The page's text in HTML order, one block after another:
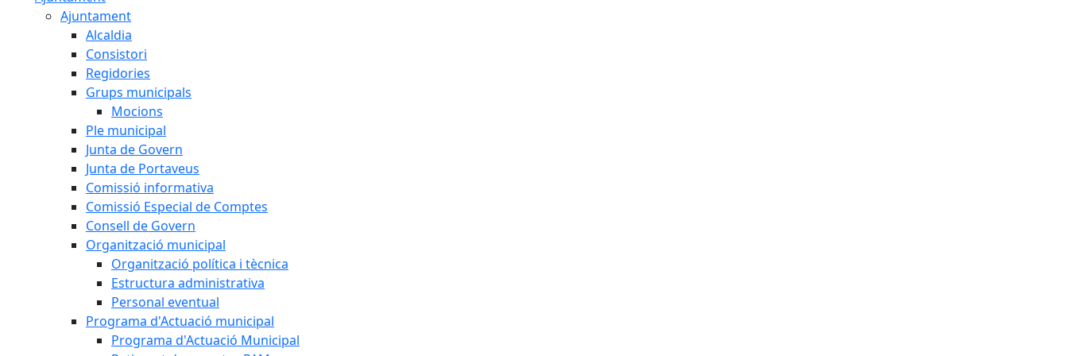
Ajuntament
Alcaldia
Consistori
Regidories
Grups municipals
Mocions
Ple municipal
Junta de Govern
Junta de Portaveus
Comissió informativa
Comissió Especial de Comptes
Consell de Govern
Organització municipal
Organització política i tècnica
Estructura administrativa
Personal eventual
Programa d'Actuació municipal
Programa d'Actuació Municipal